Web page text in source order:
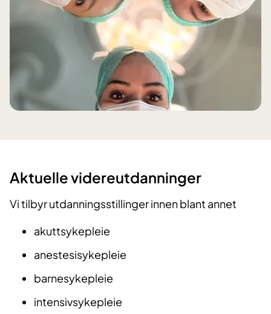
Aktuelle videreutdanninger
Vi tilbyr utdanningsstillinger innen blant annet
akuttsykepleie
anestesisykepleie
barnesykepleie
intensivsykepleie